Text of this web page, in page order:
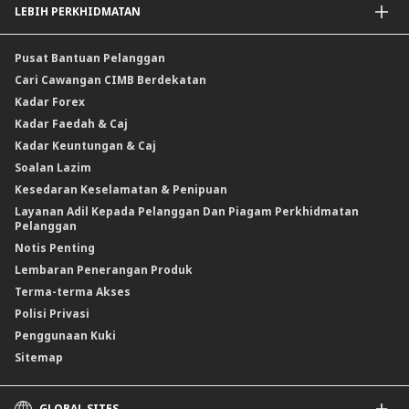
Penyelesaian Perlindungan Nilai Komoditi
Insurans Am / Takaful
LEBIH PERKHIDMATAN
Pusat Bantuan Pelanggan
Cari Cawangan CIMB Berdekatan
Kadar Forex
Kadar Faedah & Caj
Kadar Keuntungan & Caj
Soalan Lazim
Kesedaran Keselamatan & Penipuan
Layanan Adil Kepada Pelanggan Dan Piagam Perkhidmatan
Pelanggan
Notis Penting
Lembaran Penerangan Produk
Terma-terma Akses
Polisi Privasi
Penggunaan Kuki
Sitemap